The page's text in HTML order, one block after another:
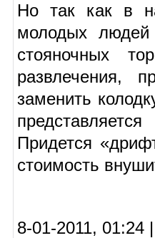
Но так как в
молодых людей
стояночных
развлечения,
заменить
Придется
стоимость
8-01-2011, 01:24